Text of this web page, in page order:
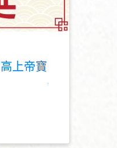
上帝寶